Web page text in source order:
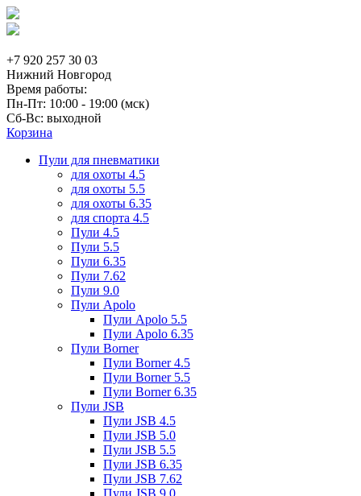
+7 920 257 30 03
Нижний Новгород
Время работы:
Пн-Пт: 10:00 - 19:00 (мск)
Сб-Вс: выходной
Корзина
Пули для пневматики
для охоты 4.5
для охоты 5.5
для охоты 6.35
для спорта 4.5
Пули 4.5
Пули 5.5
Пули 6.35
Пули 7.62
Пули 9.0
Пули Apolo
Пули Apolo 5.5
Пули Apolo 6.35
Пули Borner
Пули Borner 4.5
Пули Borner 5.5
Пули Borner 6.35
Пули JSB
Пули JSB 4.5
Пули JSB 5.0
Пули JSB 5.5
Пули JSB 6.35
Пули JSB 7.62
Пули JSB 9.0